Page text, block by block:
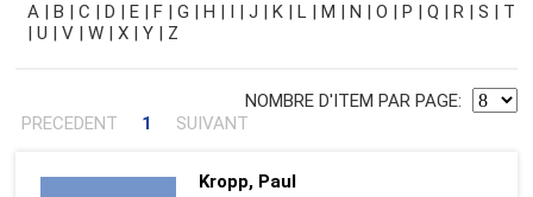
A | B | C | D | E | F | G | H | I | J | K | L | M | N | O | P | Q | R | S | T
| U | V | W | X | Y | Z
NOMBRE D'ITEM PAR PAGE:
PRECEDENT
1 SUIVANT
Kropp, Paul